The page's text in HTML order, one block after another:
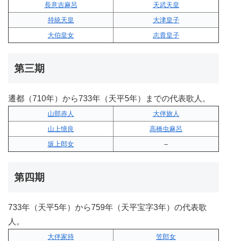
長意吉麻呂
天武天皇
持統天皇
大津皇子
大伯皇女
志貴皇子
第三期
遷都（710年）から733年（天平5年）までの代表歌人。
山部赤人
大伴旅人
山上憶良
高橋虫麻呂
坂上郎女
–
第四期
733年（天平5年）から759年（天平宝字3年）の代表歌
人。
大伴家持
笠郎女